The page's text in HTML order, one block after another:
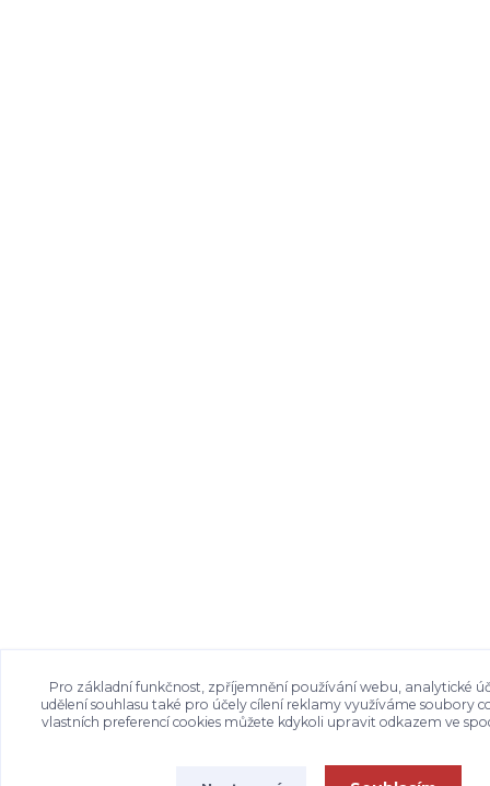
Pro základní funkčnost, zpříjemnění používání webu, analytické
udělení souhlasu také pro účely cílení reklamy využíváme soubory
vlastních preferencí cookies můžete kdykoli upravit odkazem ve